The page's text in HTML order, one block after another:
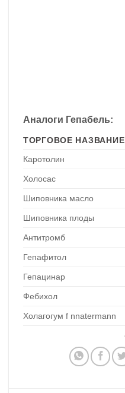
Аналоги Гепабель:
ТОРГОВОЕ НАЗВАНИЕ
Каротолин
Холосас
Шиповника масло
Шиповника плоды
Антитромб
Гепафитол
Гепацинар
Фебихол
Холагогум f nnatermann